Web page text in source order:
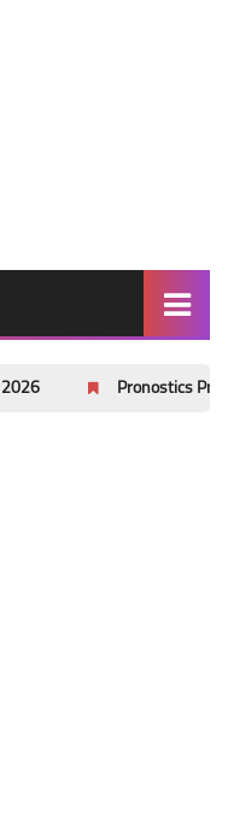
Pronostics Pmu Quinté du